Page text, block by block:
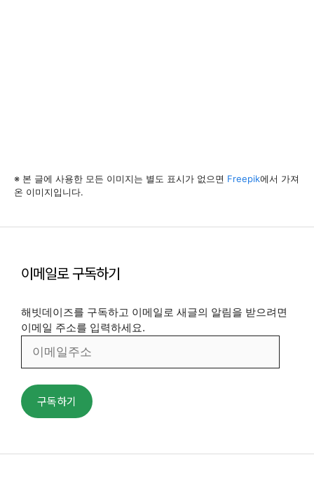
※ 본 글에 사용한 모든 이미지는 별도 표시가 없으면 Freepik에서 가져
온 이미지입니다.
이메일로 구독하기
해빗데이즈를 구독하고 이메일로 새글의 알림을 받으려면
이메일 주소를 입력하세요.
일
주
소
구독하기